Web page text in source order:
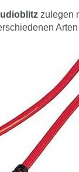
zulegen